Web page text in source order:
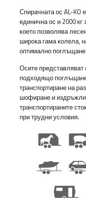
Спирачната ос AL-KO
единична ос и 2000
което позволява
широка гама колела,
оптимално
Осите представляват
подходящо
транспортиране на
шофиране и
транспортираните
при трудни условия.